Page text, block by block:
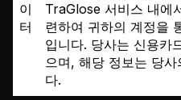
이
터
TraGlose 서비스 내에
련하여 귀하의 계정을
입니다. 당사는 신용카
으며, 해당 정보는 당
다.